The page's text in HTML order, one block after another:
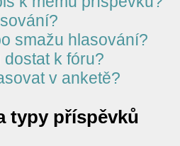
smažu hlasování?
k fóru?
v anketě?
typy příspěvků